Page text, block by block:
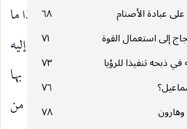
عبادة الأصنام
٦٨
إلى استعمال القوة
٧١
ذبحه تنفيذا للرؤيا
٧٣
٧٦
٧٨
لأمر الله وتقوية دينه ، حتى إذا ما
، أمر راكضيها بأن يردوها إليه
يمسح سوقها وأعناقها ، سرورا بها
، ليعرف ما ربما يكون فيها من